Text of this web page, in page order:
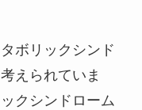
ボリックシンド
えられていま
クシンドローム